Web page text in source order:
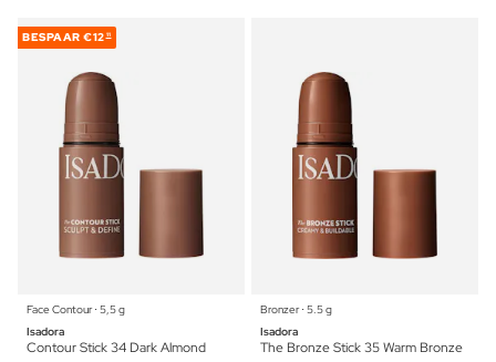
BESPAAR €12 11
Face Contour ⋅ 5,5 g
Isadora
Contour Stick 34 Dark Almond
Bronzer ⋅ 5.5 g
Isadora
The Bronze Stick 35 Warm Bronze